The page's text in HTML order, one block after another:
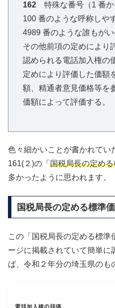
162特殊な番号（1 番か
100 番のような呼称しや
4989 番のような誰もがい
その他前項の定めにより
認められる電話加入権の
定めにより評価した価額
額、精通者意見価格等を
価額によって評価する。
色々細かいことが書かれてい
161(２)の「 国税局長の定め
多かったように思われます。
国税局長の定める標準
この「国税局長の定める標
ージに掲載されていて簡単に
ば、令和２年分の埼玉県のも